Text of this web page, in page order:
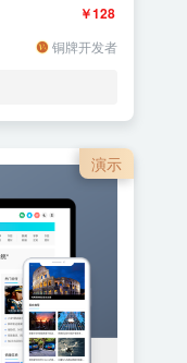
￥128
铜牌开发者
演示